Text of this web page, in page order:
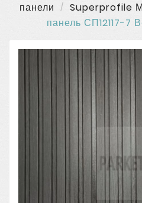
панели
Superprofile
панель СП12117-7